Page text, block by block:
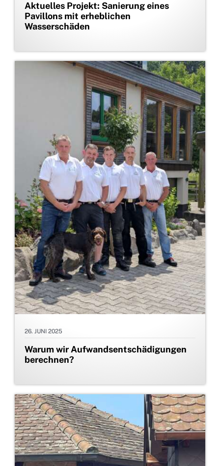
Aktuelles Projekt: Sanierung eines
Pavillons mit erheblichen
Wasserschäden
26. JUNI 2025
Warum wir Aufwandsentschädigungen
berechnen?